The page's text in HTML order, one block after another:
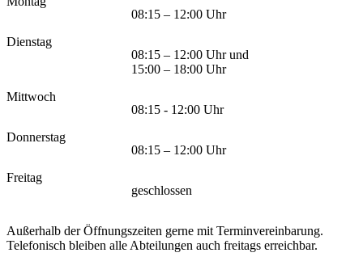
08:15 – 12:00 Uhr
Dienstag
08:15 – 12:00 Uhr und
15:00 – 18:00 Uhr
Mittwoch
08:15 - 12:00 Uhr
Donnerstag
08:15 – 12:00 Uhr
Freitag
geschlossen
Außerhalb der Öffnungszeiten gerne mit Terminvereinbarung.
Telefonisch bleiben alle Abteilungen auch freitags erreichbar.